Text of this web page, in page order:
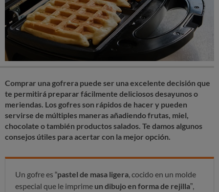
Comprar una gofrera puede ser una excelente decisión que
te permitirá preparar fácilmente deliciosos desayunos o
meriendas. Los gofres son rápidos de hacer y pueden
servirse de múltiples maneras añadiendo frutas, miel,
chocolate o también productos salados. Te damos algunos
consejos útiles para acertar con la mejor opción.
Un gofre es “pastel de masa ligera , cocido en un molde
especial que le imprime un dibujo en forma de rejilla”,